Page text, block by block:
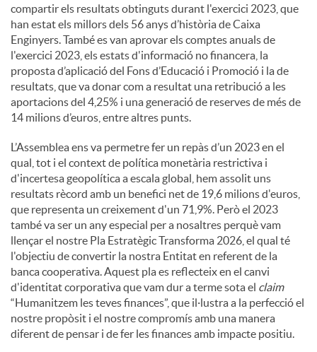
o
n
t
i
n
g
u
t
compartir els resultats obtinguts durant l'exercici 2023, que
han estat els millors dels 56 anys d’història de Caixa
Enginyers. També es van aprovar els comptes anuals de
l'exercici 2023, els estats d'informació no financera, la
proposta d’aplicació del Fons d’Educació i Promoció i la de
resultats, que va donar com a resultat una retribució a les
aportacions del 4,25% i una generació de reserves de més de
14 milions d’euros, entre altres punts.
L’Assemblea ens va permetre fer un repàs d’un 2023 en el
qual, tot i el context de política monetària restrictiva i
d'incertesa geopolítica a escala global, hem assolit uns
resultats rècord amb un benefici net de 19,6 milions d'euros,
que representa un creixement d'un 71,9%. Però el 2023
també va ser un any especial per a nosaltres perquè vam
llençar el nostre Pla Estratègic Transforma 2026, el qual té
l'objectiu de convertir la nostra Entitat en referent de la
banca cooperativa. Aquest pla es reflecteix en el canvi
d'identitat corporativa que vam dur a terme sota el claim
“Humanitzem les teves finances”, que il·lustra a la perfecció el
nostre propòsit i el nostre compromís amb una manera
diferent de pensar i de fer les finances amb impacte positiu.